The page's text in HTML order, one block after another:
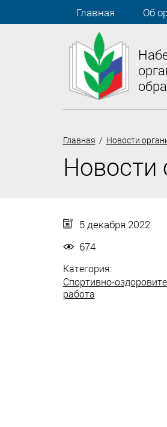
Главная Об
Главная / Новости
Новости
5 декабря 2022
674
Категория:
Спортивно-
работа